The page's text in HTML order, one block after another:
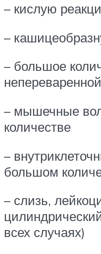
– кислую
–
– большое
– мышечные
количестве
–
большом
– слизь,
всех случаях)